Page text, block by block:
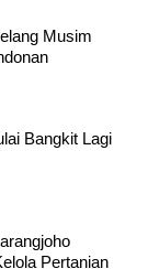
Musim
Bangkit Lagi
Pertanian